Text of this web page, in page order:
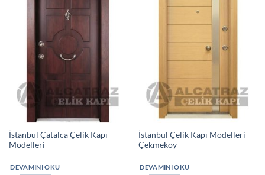
İstanbul Çatalca Çelik Kapı
Modelleri
DEVAMINI OKU
İstanbul Çelik Kapı Modelleri
Çekmeköy
DEVAMINI OKU